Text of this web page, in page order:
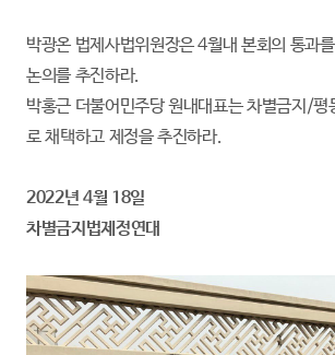
박광온 법제사법위원장은 4월내 본회의 통과
논의를 추진하라.
박홍근 더불어민주당 원내대표는 차별금지/평
로 채택하고 제정을 추진하라.
2022년 4월 18일
차별금지법제정연대